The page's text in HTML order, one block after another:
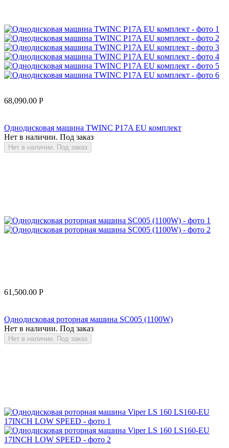
68,090.00 Р
Однодисковая машина TWINC P17A EU комплект
Нет в наличии. Под заказ
Нет в наличии. Под заказ
61,500.00 Р
Однодисковая роторная машина SC005 (1100W)
Нет в наличии. Под заказ
Нет в наличии. Под заказ